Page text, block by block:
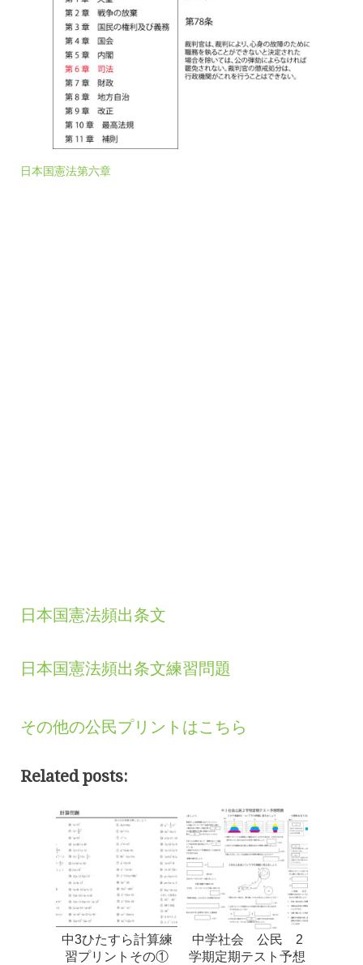
日本国憲法第六章
日本国憲法頻出条文
日本国憲法頻出条文練習問題
その他の公民プリントはこちら
Related posts:
中3ひたすら計算練
習プリントその①
中学社会 公民 2
学期定期テスト予想